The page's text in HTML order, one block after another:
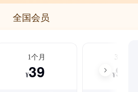
全国会员
1个月
¥39
3个月
¥99